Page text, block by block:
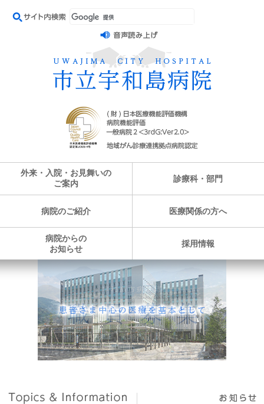
外来・入院・お見舞いの
ご案内
診療科・部門
病院のご紹介 医療関係の方へ
病院からの
お知らせ
採用情報